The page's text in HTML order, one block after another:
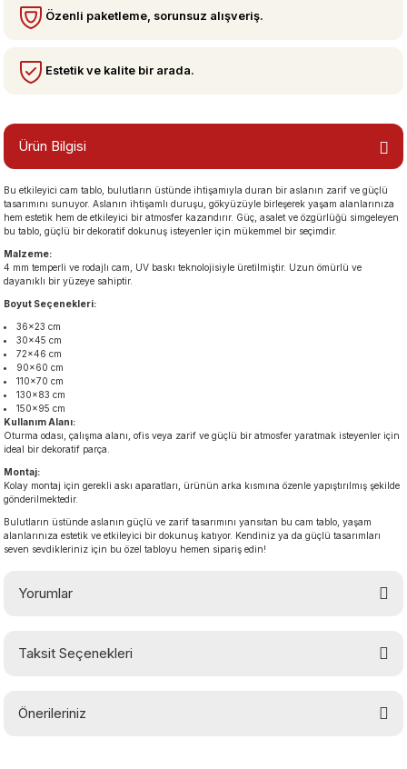
Manzaraları
Özenli paketleme, sorunsuz alışveriş.
Estetik ve kalite bir arada.
Ürün Bilgisi
Bu etkileyici cam tablo, bulutların üstünde ihtişamıyla duran bir aslanın zarif ve güçlü
tasarımını sunuyor. Aslanın ihtişamlı duruşu, gökyüzüyle birleşerek yaşam alanlarınıza
hem estetik hem de etkileyici bir atmosfer kazandırır. Güç, asalet ve özgürlüğü simgeleyen
bu tablo, güçlü bir dekoratif dokunuş isteyenler için mükemmel bir seçimdir.
Malzeme:
4 mm temperli ve rodajlı cam, UV baskı teknolojisiyle üretilmiştir. Uzun ömürlü ve
dayanıklı bir yüzeye sahiptir.
Boyut Seçenekleri:
36×23 cm
30×45 cm
72×46 cm
90×60 cm
110×70 cm
130×83 cm
150×95 cm
Kullanım Alanı:
Oturma odası, çalışma alanı, ofis veya zarif ve güçlü bir atmosfer yaratmak isteyenler için
ideal bir dekoratif parça.
Montaj:
Kolay montaj için gerekli askı aparatları, ürünün arka kısmına özenle yapıştırılmış şekilde
gönderilmektedir.
Bulutların üstünde aslanın güçlü ve zarif tasarımını yansıtan bu cam tablo, yaşam
alanlarınıza estetik ve etkileyici bir dokunuş katıyor. Kendiniz ya da güçlü tasarımları
seven sevdikleriniz için bu özel tabloyu hemen sipariş edin!
Yorumlar
Taksit Seçenekleri
Önerileriniz